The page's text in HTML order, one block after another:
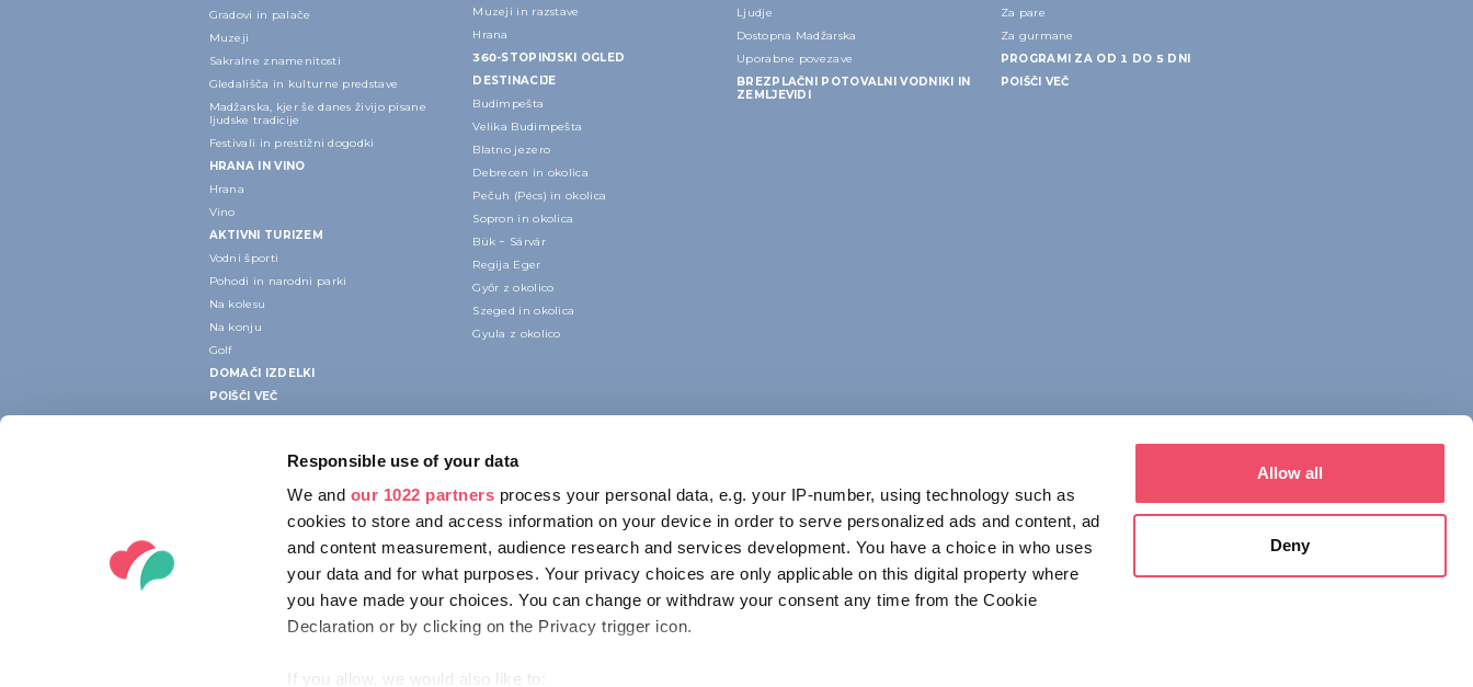
Responsible use of your data
We and our 1022 partners process your personal data, e.g. your IP-number, using technology such as
cookies to store and access information on your device in order to serve personalized ads and content, ad
and content measurement, audience research and services development. You have a choice in who uses
your data and for what purposes. Your privacy choices are only applicable on this digital property where
you have made your choices. You can change or withdraw your consent any time from the Cookie
Declaration or by clicking on the Privacy trigger icon.
If you allow, we would also like to:
Allow all
Deny
Gradovi in palače
Muzeji
Sakralne znamenitosti
Gledališča in kulturne predstave
Madžarska, kjer še danes živijo pisane
ljudske tradicije
Festivali in prestižni dogodki
HRANA IN VINO
Hrana
Vino
AKTIVNI TURIZEM
Vodni športi
Pohodi in narodni parki
Na kolesu
Na konju
Golf
DOMAČI IZDELKI
POIŠČI VEČ
Muzeji in razstave
Hrana
360-STOPINJSKI OGLED
DESTINACIJE
Budimpešta
Velika Budimpešta
Blatno jezero
Debrecen in okolica
Pečuh (Pécs) in okolica
Sopron in okolica
Bük − Sárvár
Regija Eger
Győr z okolico
Szeged in okolica
Gyula z okolico
Ljudje
Dostopna Madžarska
Uporabne povezave
BREZPLAČNI POTOVALNI VODNIKI IN
ZEMLJEVIDI
Za pare
Za gurmane
PROGRAMI ZA OD 1 DO 5 DNI
POIŠČI VEČ
KONTAKT
Alkotás utca 19